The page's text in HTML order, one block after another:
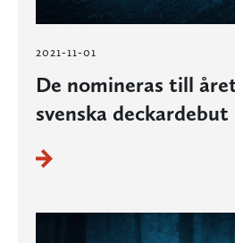
2021-11-01
De nomineras till
svenska deckardebut